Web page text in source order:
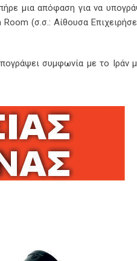
μια απόφαση για να
(σ.σ.: Αίθουσα
συμφωνία με το Ιράν